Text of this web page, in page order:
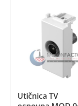
Utičnica TV